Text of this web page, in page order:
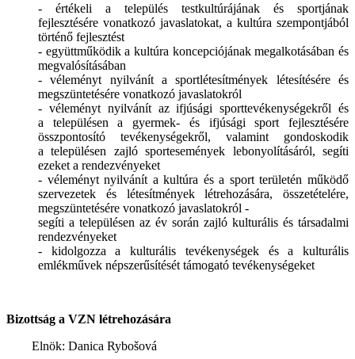
- értékeli a település testkultúrájának és sportjának
fejlesztésére vonatkozó javaslatokat, a kultúra szempontjából
történő fejlesztést
- együttműködik a kultúra koncepciójának megalkotásában és
megvalósításában
- véleményt nyilvánít a sportlétesítmények létesítésére és
megszüntetésére vonatkozó javaslatokról
- véleményt nyilvánít az ifjúsági sporttevékenységekről és
a településen a gyermek- és ifjúsági sport fejlesztésére
összpontosító tevékenységekről, valamint gondoskodik
a településen zajló sportesemények lebonyolításáról, segíti
ezeket a rendezvényeket
- véleményt nyilvánít a kultúra és a sport területén működő
szervezetek és létesítmények létrehozására, összetételére,
megszüntetésére vonatkozó javaslatokról -
segíti a településen az év során zajló kulturális és társadalmi
rendezvényeket
- kidolgozza a kulturális tevékenységek és a kulturális
emlékművek népszerűsítését támogató tevékenységeket
Bizottság a VZN létrehozására
Elnök: Danica Rybošová